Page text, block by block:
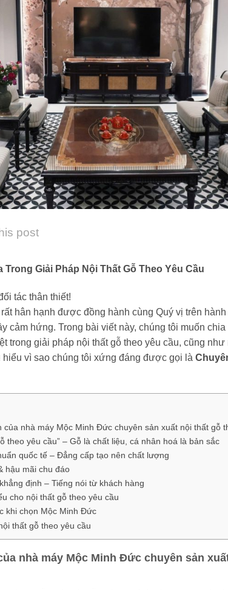
post
Giải Pháp Nội Thất Gỗ Theo Yêu Cầu
tác thân thiết!
hân hạnh được đồng hành cùng Quý vị trên
cảm hứng. Trong bài viết này, chúng tôi muốn
trong giải pháp nội thất gỗ theo yêu cầu, cũng
vì sao chúng tôi xứng đáng được gọi là
của nhà máy Mộc Minh Đức chuyên sản xuất nội thất gỗ
theo yêu cầu” – Gỗ là chất liệu, cá nhân hoá là bản sắc
quốc tế – Đẳng cấp tạo nên chất lượng
hậu mãi chu đáo
định – Tiếng nói từ khách hàng
cho nội thất gỗ theo yêu cầu
khi chọn Mộc Minh Đức
thất gỗ theo yêu cầu
nhà máy Mộc Minh Đức chuyên sản